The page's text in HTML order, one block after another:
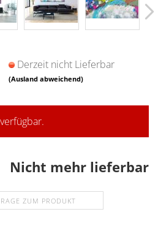
Derzeit nicht Lieferbar
(Ausland abweichend)
Nicht mehr lieferbar
ZUM PRODUKT